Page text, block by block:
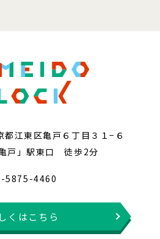
江東区亀戸６丁目３１−６
戸」駅東口 徒歩2分
5875-4460
くはこちら